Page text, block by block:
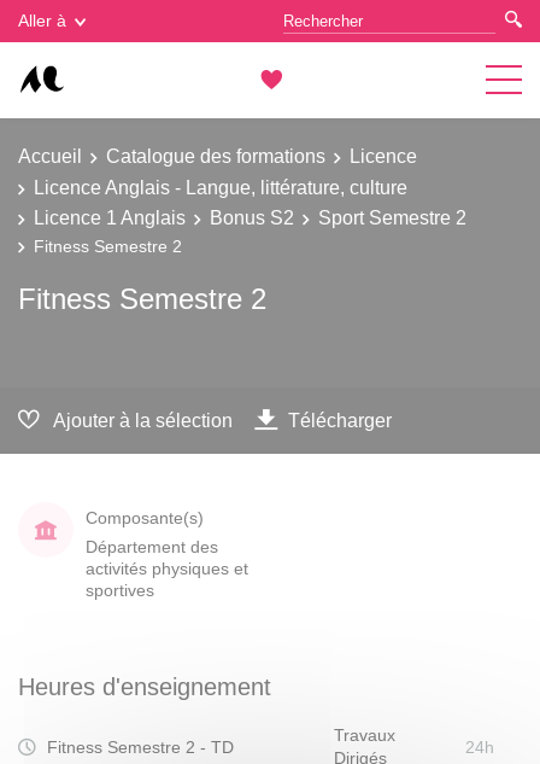
Aller à
Accueil Catalogue des formations
Licence
Licence Anglais - Langue, littérature, culture
Licence 1 Anglais
Bonus S2 Sport Semestre 2
Fitness Semestre 2
Fitness Semestre 2
Ajouter à la sélection Télécharger
Composante(s)
Département des
activités physiques et
sportives
Heures d'enseignement
Fitness Semestre 2 - TD
Travaux
Dirigés
24h
Gestion des cookies